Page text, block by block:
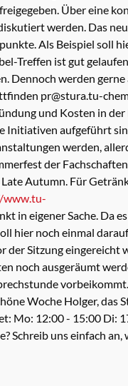
Über eine
werden. Das
Als Beispiel soll
Treffen ist gut
Dennoch werden
pr@stura.tu-
und Kosten in der
Initiativen aufgeführt
werden,
der
Autumn. Für
in eigener Sache. Da
hier noch einmal
der Sitzung eingereicht
noch ausgeräumt
Woche Holger, das
Mo: 12:00 - 15:00 Di:
Schreib uns einfach an,